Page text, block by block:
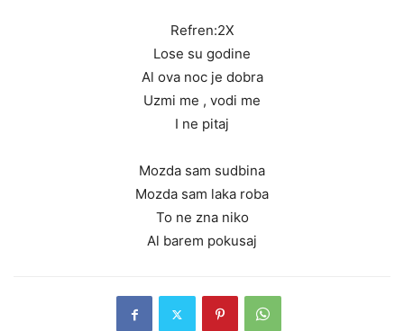
Refren:2X
Lose su godine
Al ova noc je dobra
Uzmi me , vodi me
I ne pitaj
Mozda sam sudbina
Mozda sam laka roba
To ne zna niko
Al barem pokusaj